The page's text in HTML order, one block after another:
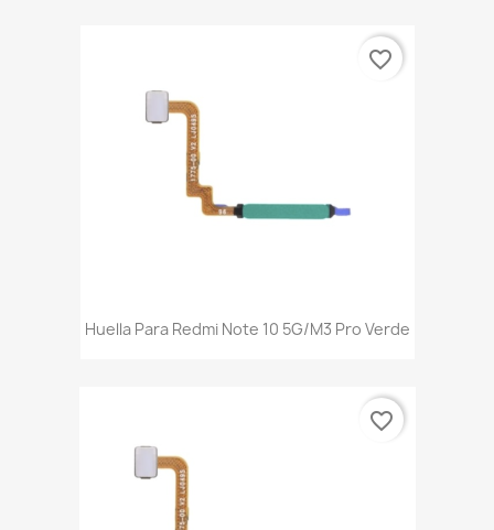
Huella Para Redmi Note 10 5G/M3 Pro Verde
favorite_border
favorite_border